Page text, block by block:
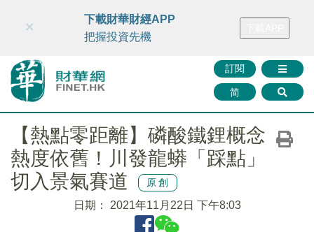
財華智庫網 FINTV FINMETA 財華證券 媒體矩陣
訂閱
简
×
下載財華財經APP
把握投資先機
【熱點零距離】磷酸鐵鋰概念
熱度依舊！川發龍蟒「踩點」
切入景氣賽道
原創
日期： 2021年11月22日 下午8:03